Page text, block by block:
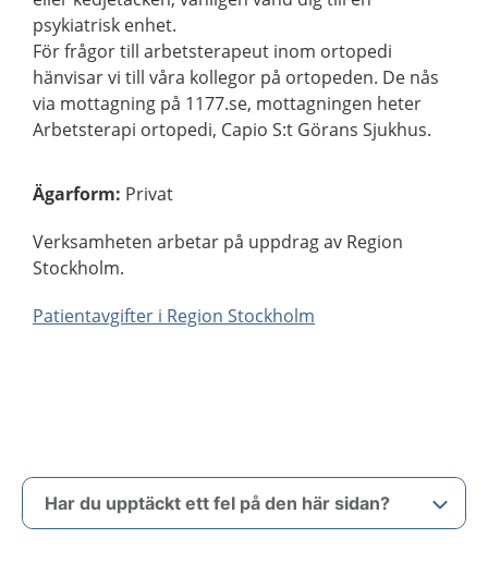
psykiatrisk enhet.
För frågor till arbetsterapeut inom ortopedi
hänvisar vi till våra kollegor på ortopeden. De nås
via mottagning på 1177.se, mottagningen heter
Arbetsterapi ortopedi, Capio S:t Görans Sjukhus.
Ägarform: Privat
Verksamheten arbetar på uppdrag av Region
Stockholm.
Patientavgifter i Region Stockholm
Har du upptäckt ett fel på den här sidan?